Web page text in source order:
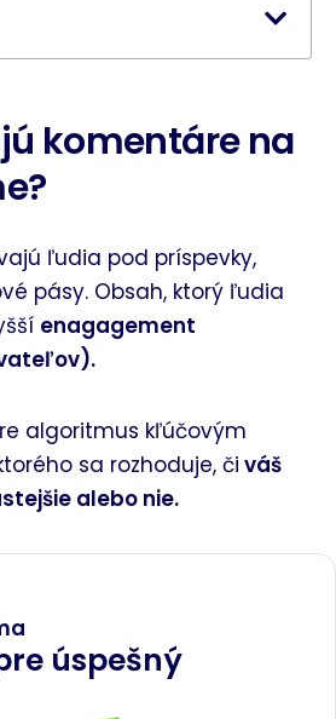
komentáre na
ľudia pod príspevky,
pásy. Obsah, ktorý ľudia
enagagement
algoritmus kľúčovým
sa rozhoduje, či váš
alebo nie.
úspešný